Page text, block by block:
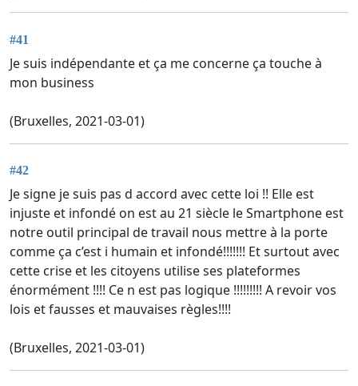
#41
Je suis indépendante et ça me concerne ça touche à
mon business
(Bruxelles, 2021-03-01)
#42
Je signe je suis pas d accord avec cette loi !! Elle est
injuste et infondé on est au 21 siècle le Smartphone est
notre outil principal de travail nous mettre à la porte
comme ça c’est i humain et infondé!!!!!!! Et surtout avec
cette crise et les citoyens utilise ses plateformes
énormément !!!! Ce n est pas logique !!!!!!!!! A revoir vos
lois et fausses et mauvaises règles!!!!
(Bruxelles, 2021-03-01)